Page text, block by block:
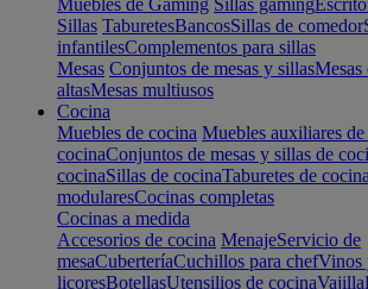
Muebles de Gaming Sillas gaming
Sillas TaburetesBancosSillas de comedor
infantilesComplementos para sillas
Mesas Conjuntos de mesas y sillasMesas
altasMesas multiusos
Cocina
Muebles de cocina Muebles auxiliares de
cocinaConjuntos de mesas y sillas de
cocinaSillas de cocinaTaburetes de cocina
modularesCocinas completas
Cocinas a medida
Accesorios de cocina MenajeServicio de
mesaCuberteríaCuchillos para chefVinos
licoresBotellasUtensilios de cocinaVajilla